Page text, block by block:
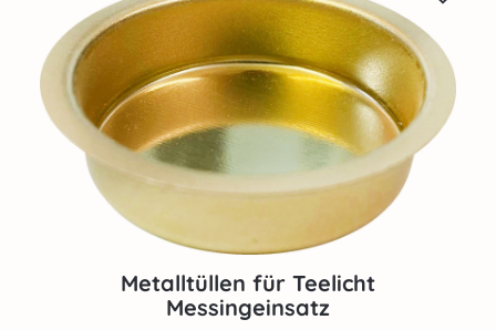
Metalltüllen für Teelicht
Messingeinsatz